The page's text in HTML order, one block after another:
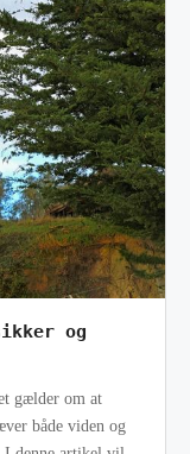
og
gælder om at
både viden og